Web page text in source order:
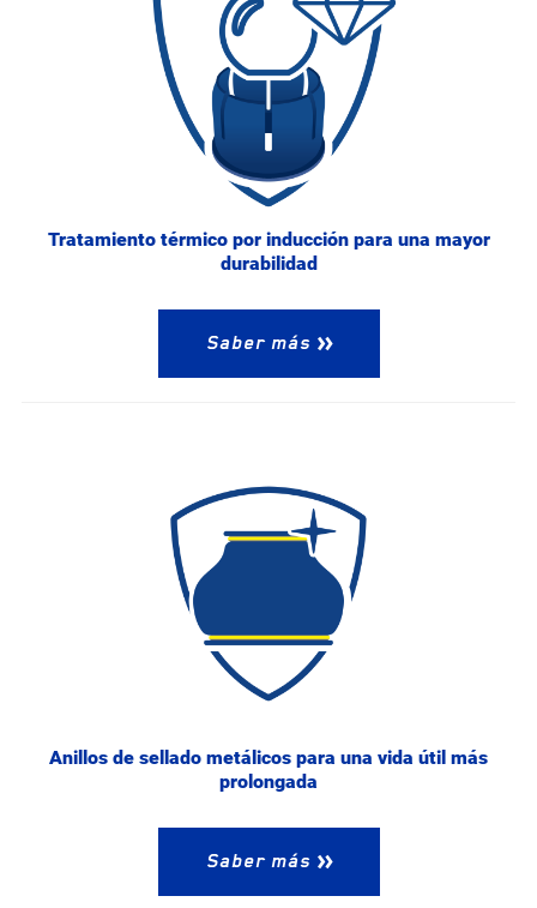
Tratamiento térmico por inducción para una mayor
durabilidad
Saber más
Anillos de sellado metálicos para una vida útil más
prolongada
Saber más